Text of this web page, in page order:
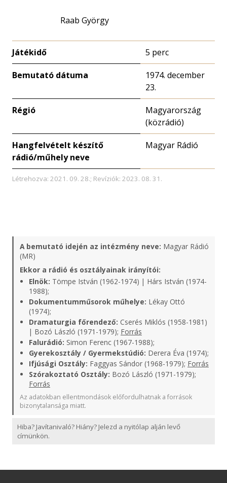
Raab György
Játékidő 5 perc
Bemutató dátuma
1974. december
23.
Régió
Magyarország
(közrádió)
Hangfelvételt készítő
rádió/műhely neve
Magyar Rádió
Létrehozva: 2021. 09. 28.; Revíziók: 2023. 08. 31.
A bemutató idején az intézmény neve: Magyar Rádió
(MR)
Ekkor a rádió és osztályainak irányítói:
Elnök: Tömpe István (1962-1974) | Hárs István (1974-
1988);
Dokumentumműsorok műhelye: Lékay Ottó
(1974);
Dramaturgia főrendező: Cserés Miklós (1958-1981)
| Bozó László (1971-1979); Forrás
Falurádió: Simon Ferenc (1967-1988);
Gyerekosztály / Gyermekstúdió: Derera Éva (1974);
Ifjúsági Osztály: Faggyas Sándor (1968-1979); Forrás
Szórakoztató Osztály: Bozó László (1971-1979);
Forrás
Az adatokban ellentmondások előfordulhatnak a források
bizonytalansága miatt.
Hiba? Javítanivaló? Hiány? Jelezd a nyitólap alján levő
címünkön.